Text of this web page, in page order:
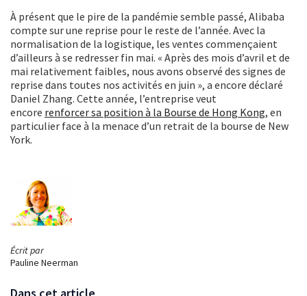
Écrit par
Pauline Neerman
À présent que le pire de la pandémie semble passé, Alibaba
compte sur une reprise pour le reste de l’année. Avec la
normalisation de la logistique, les ventes commençaient
d’ailleurs à se redresser fin mai. « Après des mois d’avril et de
mai relativement faibles, nous avons observé des signes de
reprise dans toutes nos activités en juin », a encore déclaré
Daniel Zhang. Cette année, l’entreprise veut
encore renforcer sa position à la Bourse de Hong Kong, en
particulier face à la menace d’un retrait de la bourse de New
York.